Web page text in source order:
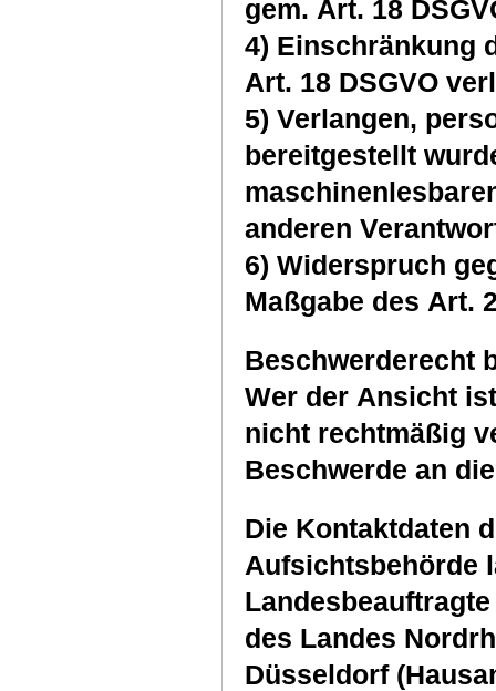
gem. Art. 18
4) Einschränkung
Art. 18 DSGVO
5) Verlangen,
bereitgestellt
anderen
6) Widerspruch
Maßgabe des Art.
Beschwerderecht
Wer der Ansicht
nicht rechtmäßig
Beschwerde an
Die Kontaktdaten
Aufsichtsbehörde
des Landes
Düsseldorf